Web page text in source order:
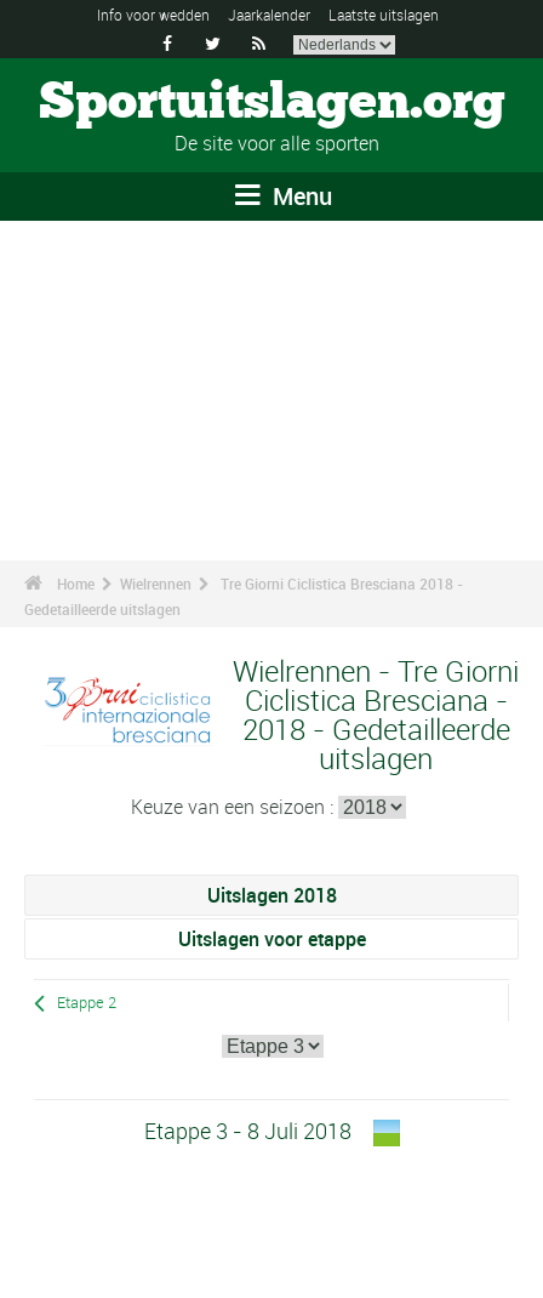
Info voor wedden Jaarkalender Laatste uitslagen
  
Sportuitslagen.org
De site voor alle sporten
Menu
Home Wielrennen
Tre Giorni Ciclistica Bresciana 2018 -
Gedetailleerde uitslagen
Wielrennen - Tre Giorni
Ciclistica Bresciana -
2018 - Gedetailleerde
uitslagen
Keuze van een seizoen :
Uitslagen 2018
Uitslagen voor etappe
Etappe 2
Etappe 3 - 8 Juli 2018